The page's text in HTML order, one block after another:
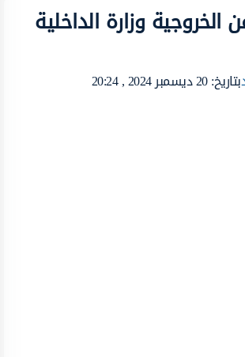
الخروجية وزارة الداخلية
بتاريخ: 20 ديسمبر 2024 , 20:24